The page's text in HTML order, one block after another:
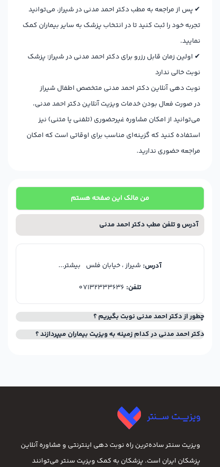
✔ پس از مراجعه به مطب دکتر احمد مدنی در شیراز، می‌توانید
تجربه خود را ثبت کنید تا در انتخاب پزشک به سایر بیماران کمک
نمایید.
✔ اولین زمان قابل رزرو برای دکتر احمد مدنی در شیراز: پزشک
نوبت خالی ندارد
نوبت دهی آنلاین دکتر احمد مدنی متخصص اطفال شیراز
در صورت فعال بودن خدمات ویزیت آنلاین دکتر احمد مدنی،
می‌توانید از امکان مشاوره غیرحضوری (تلفنی یا متنی) نیز
استفاده کنید که گزینه‌ای مناسب برای اوقاتی است که امکان
مراجعه حضوری ندارید.
من مالک این صفحه هستم
آدرس و تلفن مطب دکتر احمد مدنی
آدرس: شیراز ، خیابان فلس بیشتر...
تلفن: 07132333636
چطور از دکتر احمد مدنی نوبت بگیریم ؟
دکتر احمد مدنی در کدام زمینه به ویزیت بیماران میپردازند ؟
ویزیت سنتر ساده‌ترین راه نوبت‌ دهی اینترنتی و مشاوره آنلاین
پزشکان ایران است. پزشکان به کمک ویزیت سنتر می‌توانند